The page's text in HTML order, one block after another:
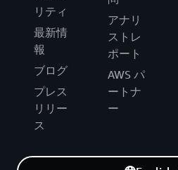
リティ
最新情
報
ブログ
プレス
リリー
ス
アナリ
ストレ
ポート
AWS パ
ートナ
ー